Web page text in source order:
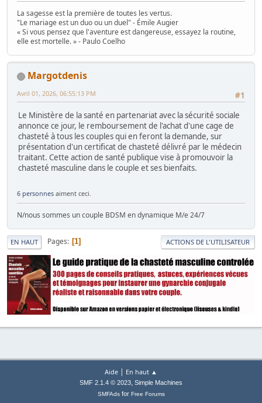
La sagesse est la première de toutes les vertus.
"Le mariage est un duo ou un duel" - Émile Augier
« Si vous pensez que l'aventure est dangereuse, essayez la routine,
elle est mortelle. » - Paulo Coelho
Margotdenis
#1
Avril 01, 2026, 06:55:13 PM
Le Ministère de la santé en partenariat avec la sécurité sociale
annonce ce jour, le remboursement de l'achat d'une cage de
chasteté à tous les couples qui en feront la demande, sur
présentation d'un certificat de chasteté délivré par le médecin
traitant. Cette action de santé publique vise à promouvoir la
chasteté masculine dans le couple et ses bienfaits.
6 personnes aiment ceci.
N/nous sommes un couple BDSM en dynamique M/e 24/7
EN HAUT Pages 1 ACTIONS DE L'UTILISATEUR
Aide | En haut ▲
SMF 2.1.4 © 2023, Simple Machines
SMFAdsfor Free Forums